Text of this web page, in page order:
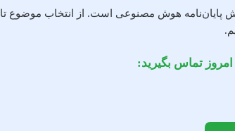
پایان‌نامه هوش مصنوعی است. از انتخاب موضوع تا
تماس بگیرید: